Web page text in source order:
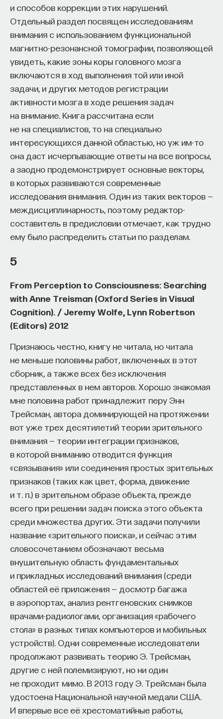
и способов коррекции этих нарушений.
Отдельный раздел посвящен исследованиям
внимания с использованием функциональной
магнитно-резонансной томографии, позволяющей
увидеть, какие зоны коры головного мозга
включаются в ход выполнения той или иной
задачи, и других методов регистрации
активности мозга в ходе решения задач
на внимание. Книга рассчитана если
не на специалистов, то на специально
интересующихся данной областью, но уж им-то
она даст исчерпывающие ответы на все вопросы,
а заодно продемонстрирует основные векторы,
в которых развиваются современные
исследования внимания. Один из таких векторов —
междисциплинарность, поэтому редактор-
составитель в предисловии отмечает, как трудно
ему было распределить статьи по разделам.
5
From Perception to Consciousness: Searching
with Anne Treisman (Oxford Series in Visual
Cognition). / Jeremy Wolfe, Lynn Robertson
(Editors) 2012
Признаюсь честно, книгу не читала, но читала
не меньше половины работ, включенных в этот
сборник, а также всех без исключения
представленных в нем авторов. Хорошо знакомая
мне половина работ принадлежит перу Энн
Трейсман, автора доминирующей на протяжении
вот уже трех десятилетий теории зрительного
внимания — теории интеграции признаков,
в которой вниманию отводится функция
«связывания» или соединения простых зрительных
признаков (таких как цвет, форма, движение
и т. п.) в зрительном образе объекта, прежде
всего при решении задач поиска этого объекта
среди множества других. Эти задачи получили
название «зрительного поиска», и сейчас этим
словосочетанием обозначают весьма
внушительную область фундаментальных
и прикладных исследований внимания (среди
областей её приложения — досмотр багажа
в аэропортах, анализ рентгеновских снимков
врачами-радиологами, организация «рабочего
стола» в разных типах компьютеров и мобильных
устройств). Одни современные исследователи
продолжают развивать теорию Э. Трейсман,
другие с ней полемизируют, но ни один
не проходит мимо. В 2013 году Э. Трейсман была
удостоена Национальной научной медали США.
И впервые все её хрестоматийные работы,
принадлежат слуховой зоне, включая
образование связей с другими такими же
областями. Справедливо и обратное — для
кусочка слуховой зоны, пересаженной
визуальной зоны коры устанавливает связи
оставаясь (первоначально) в визуальной части.
областями коры, а не те, которые создавала бы,
Даже внутренняя организация ее процессов
меняется. Например, при том что клетки
в среднем слое визуальной области коры
головного мозга оказываются под контролем
связей либо с правым глазом, либо с левым (так
называемая глазная доминантная колонка), эта
первичной визуальной коры пересажена
в слуховую. То есть функция клетки и ее более
весомая роль в «сообществе» себе подобных
(напоминающем социальную сеть) определяется
комбинацией характеристик клеток,
Эта физиологическая реальность одновременно
становится и биологическим принципом: любую
систему определяет взаимодействие между
унаследованными внутренними
характеристиками и внешними отношениями
во времени и пространстве… независимо оттого,
говорим мы о клетках коры головного мозга, или
о человеке в обществе, или об организации. Это
значит, что «значение» каждого из нас неизбежно
определяется внешними и внутренними
взаимодействиями. Таким образом, как и мы,
развивающаяся нервная клетка визуальной
области коры по большей части
[5]Плюрипотентность (от лат. Pluralis —
«множественный», potentia — «сила», «мощь»,
«возможность») — в широком смысле
возможность развития по разным сценариям.
Плюрипотентные клетки могут
дифференцироваться вовсе типы клеток, кроме
внешних эмбриональных тканей. — Прим. науч. ред.
(то есть способна реализовывать несколько
вариантов дальнейшего развития) в рамках
определенного срока жизни клетки (так же, как
черты личности). Как и нас, нейрон определяет его
окружающая среда. При этом ситуативная
гибкость не означает, что наша «доска» чиста.
На каждой дощечке написан тот самый